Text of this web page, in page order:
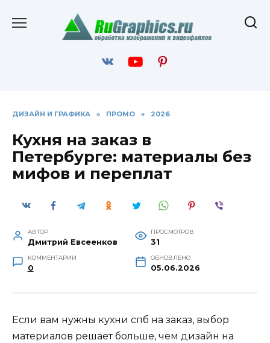
содержанию
ДИЗАЙН И ГРАФИКА » ПРОМО » 2026
Кухня на заказ в
Петербурге: материалы без
мифов и переплат
АВТОР
Дмитрий Евсеенков
ПРОСМОТРОВ
31
КОММЕНТАРИИ
0
ОБНОВЛЕНО
05.06.2026
Если вам нужны кухни спб на заказ, выбор
материалов решает больше, чем дизайн на